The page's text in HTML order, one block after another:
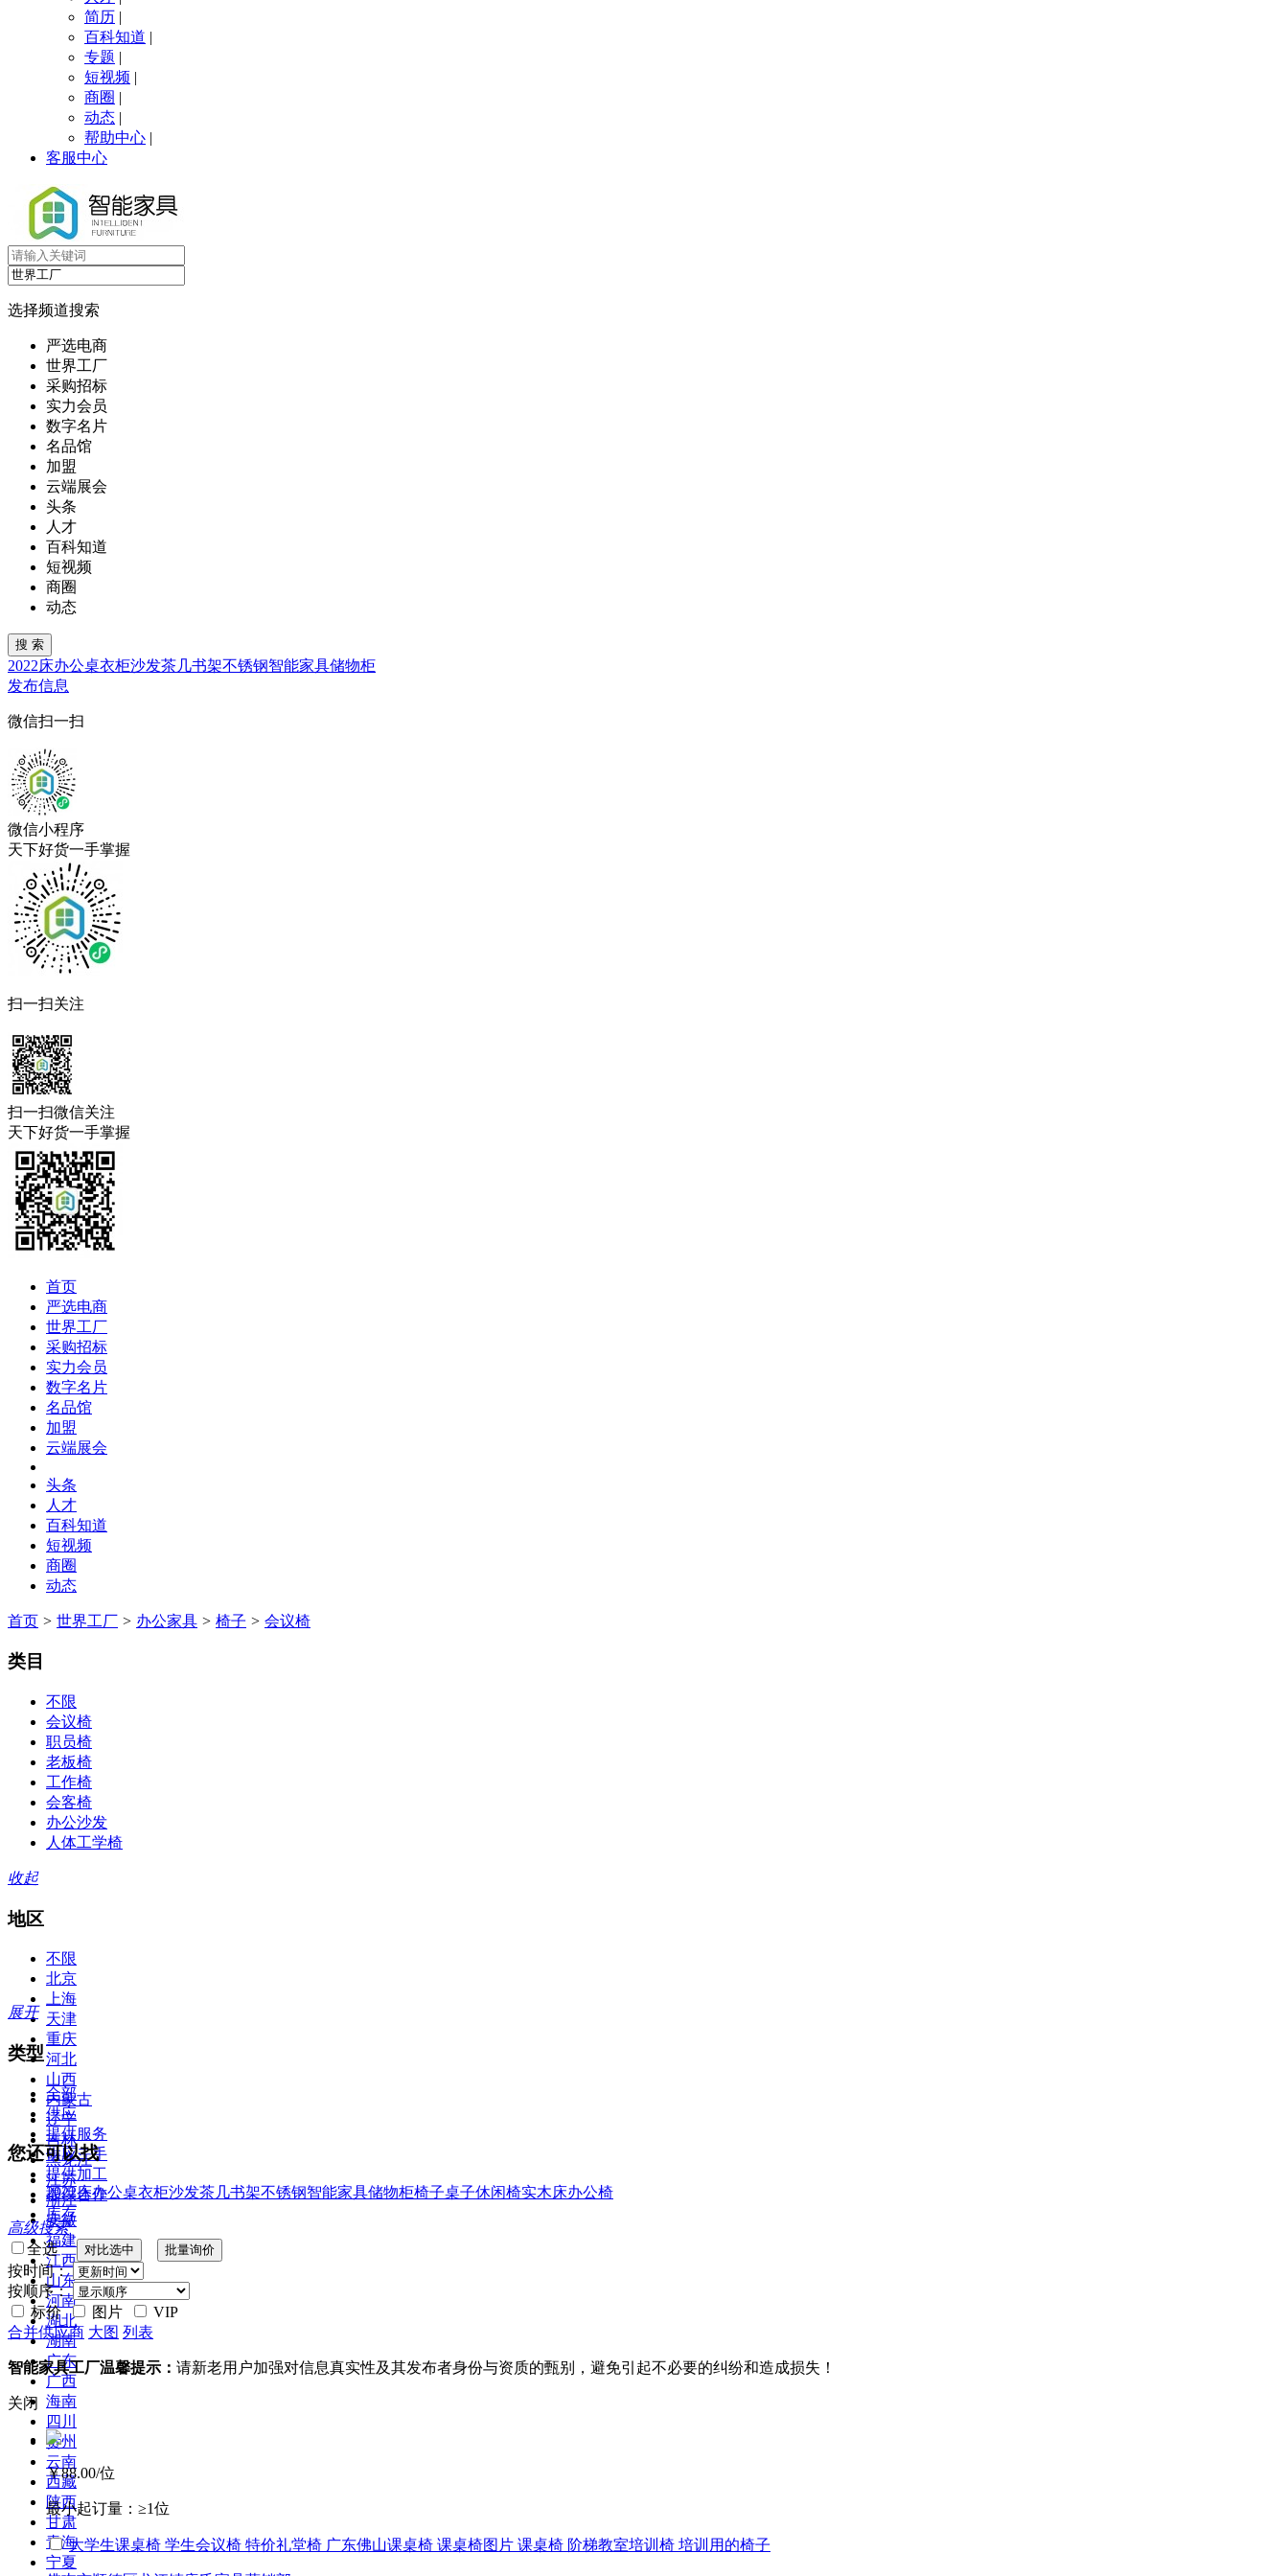
简历 |
百科知道 |
专题 |
短视频 |
商圈 |
动态 |
帮助中心 |
客服中心
选择频道搜索
严选电商
世界工厂
采购招标
实力会员
数字名片
名品馆
加盟
云端展会
头条
人才
百科知道
短视频
商圈
动态
2022床办公桌衣柜沙发茶几书架不锈钢智能家具储物柜
发布信息
微信扫一扫
微信小程序
天下好货一手掌握
扫一扫关注
扫一扫微信关注
天下好货一手掌握
首页
严选电商
世界工厂
采购招标
实力会员
数字名片
名品馆
加盟
云端展会
头条
人才
百科知道
短视频
商圈
动态
首页 > 世界工厂 > 办公家具 > 椅子 > 会议椅
类目
不限
会议椅
职员椅
老板椅
工作椅
会客椅
办公沙发
人体工学椅
收起
地区
不限
北京
上海
天津
重庆
河北
山西
内蒙古
辽宁
吉林
黑龙江
江苏
浙江
安徽
福建
江西
山东
河南
湖北
湖南
广东
广西
海南
四川
贵州
云南
西藏
陕西
甘肃
青海
宁夏
展开
类型
全部
供应
提供服务
供应二手
提供加工
提供合作
库存
您还可以找
2022床办公桌衣柜沙发茶几书架不锈钢智能家具储物柜椅子桌子休闲椅实木床办公椅
高级搜索
全选
按时间：
按顺序：
标价
图片
VIP
合并供应商 大图 列表
智能家具工厂温馨提示： 请新老用户加强对信息真实性及其发布者身份与资质的甄别，避免引起不必要的纠纷和造成损失！
关闭
￥88.00/位
最小起订量： ≥1位
大学生课桌椅 学生会议椅 特价礼堂椅 广东佛山课桌椅 课桌椅图片 课桌椅 阶梯教室培训椅 培训用的椅子